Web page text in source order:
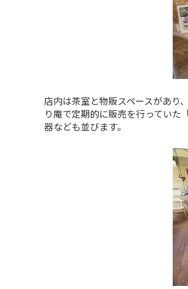
店内は茶室と物販スペースがあり
り庵で定期的に販売を行ってい
器なども並びます。